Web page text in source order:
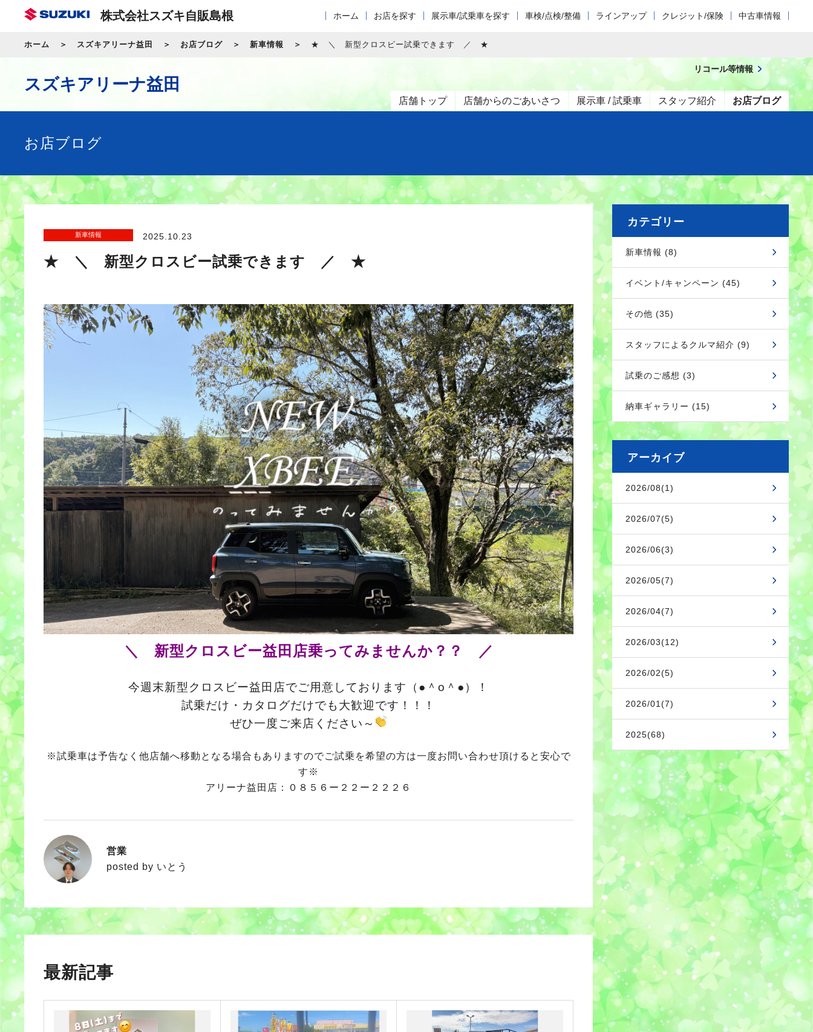
株式会社スズキ自販島根 ホーム お店を探す 展示車/試乗車を探す 車検/点検/整備 ラインアップ クレジット/保険 中古車情報
ホーム スズキアリーナ益田 お店ブログ 新車情報 ★ ＼ 新型クロスビー試乗できます ／ ★
スズキアリーナ益田
店舗トップ 店舗からのごあいさつ 展示車 / 試乗車 スタッフ紹介 お店ブログ
リコール等情報
お店ブログ
新車情報 2025.10.23
★ ＼ 新型クロスビー試乗できます ／ ★
＼ 新型クロスビー益田店乗ってみませんか？？ ／
今週末新型クロスビー益田店でご用意しております（●＾o＾●）！
試乗だけ・カタログだけでも大歓迎です！！！
ぜひ一度ご来店ください～
※試乗車は予告なく他店舗へ移動となる場合もありますのでご試乗を希望の方は一度お問い合わせ頂けると安心で
す※
アリーナ益田店：０８５６ー２２ー２２２６
いとう
営業
posted by いとう
最新記事
カテゴリー
新車情報 (8)
イベント/キャンペーン (45)
その他 (35)
スタッフによるクルマ紹介 (9)
試乗のご感想 (3)
納車ギャラリー (15)
アーカイブ
2026/08(1)
2026/07(5)
2026/06(3)
2026/05(7)
2026/04(7)
2026/03(12)
2026/02(5)
2026/01(7)
2025(68)